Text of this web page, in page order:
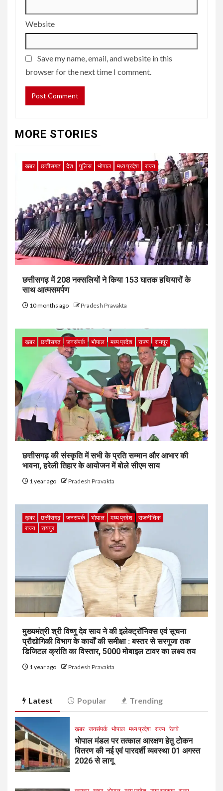
Website
Save my name, email, and website in this
browser for the next time I comment.
MORE STORIES
ख़बर छत्तीसगढ़ देश पुलिस भोपाल मध्य प्रदेश राज्य
छत्तीसगढ़ में 208 नक्सलियों ने किया 153 घातक हथियारों के
साथ आत्मसमर्पण
10 months ago Pradesh Pravakta
ख़बर छत्तीसगढ़ जनसंपर्क भोपाल मध्य प्रदेश राज्य रायपुर
छत्तीसगढ़ की संस्कृति में सभी के प्रति सम्मान और आभार की
भावना, हरेली तिहार के आयोजन में बोले सीएम साय
1 year ago Pradesh Pravakta
ख़बर छत्तीसगढ़ जनसंपर्क भोपाल मध्य प्रदेश
राजनीतिक
राज्य
रायपुर
मुख्यमंत्री श्री विष्णु देव साय ने की इलेक्ट्रॉनिक्स एवं सूचना
प्रौद्योगिकी विभाग के कार्यों की समीक्षा : बस्तर से सरगुजा तक
डिजिटल क्रांति का विस्तार, 5000 मोबाइल टावर का लक्ष्य तय
1 year ago Pradesh Pravakta
Latest Popular Trending
ख़बर जनसंपर्क भोपाल मध्य प्रदेश राज्य रेलवे
भोपाल मंडल पर तत्काल आरक्षण हेतु टोकन
वितरण की नई एवं पारदर्शी व्यवस्था 01 अगस्त
2026 से लागू